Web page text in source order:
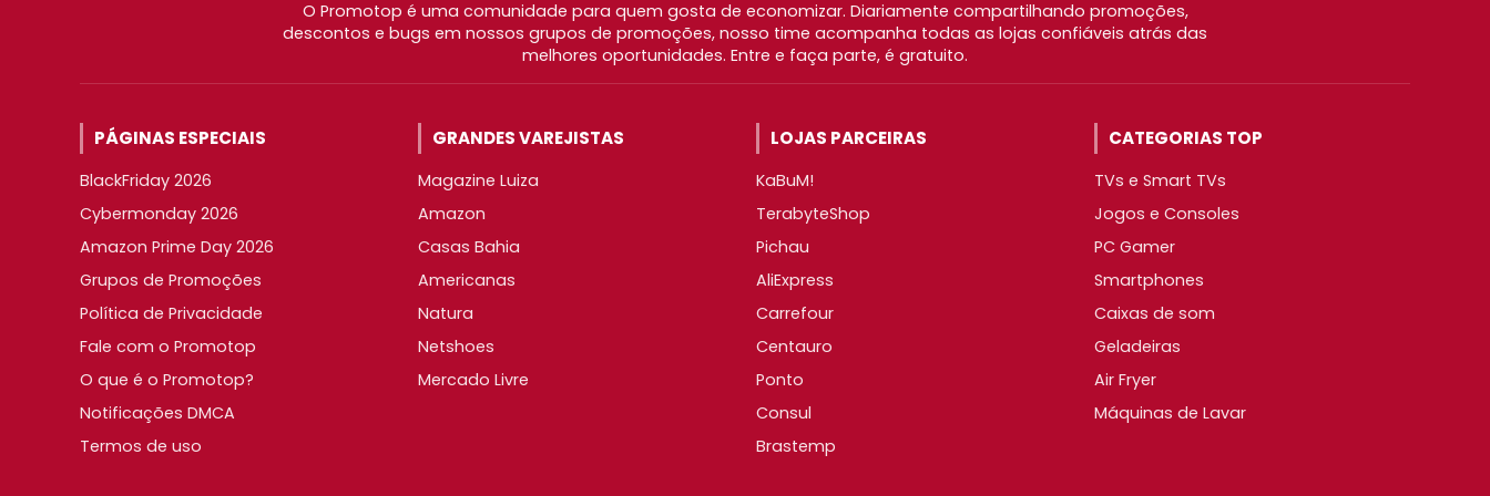
O Promotop é uma comunidade para quem gosta de economizar. Diariamente compartilhando promoções,
descontos e bugs em nossos grupos de promoções, nosso time acompanha todas as lojas confiáveis atrás das
melhores oportunidades. Entre e faça parte, é gratuito.
PÁGINAS ESPECIAIS
BlackFriday 2026
Cybermonday 2026
Amazon Prime Day 2026
Grupos de Promoções
Política de Privacidade
Fale com o Promotop
O que é o Promotop?
Notificações DMCA
Termos de uso
GRANDES VAREJISTAS
Magazine Luiza
Amazon
Casas Bahia
Americanas
Natura
Netshoes
Mercado Livre
LOJAS PARCEIRAS
KaBuM!
TerabyteShop
Pichau
AliExpress
Carrefour
Centauro
Ponto
Consul
Brastemp
CATEGORIAS TOP
TVs e Smart TVs
Jogos e Consoles
PC Gamer
Smartphones
Caixas de som
Geladeiras
Air Fryer
Máquinas de Lavar